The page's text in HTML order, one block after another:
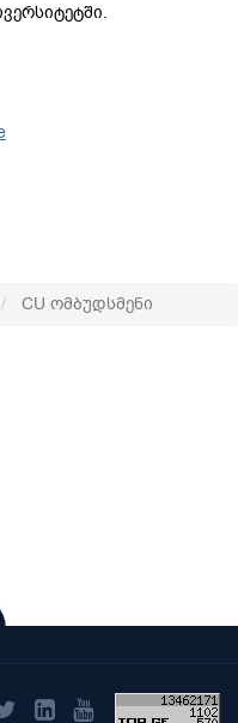
CU ომბუდსმენი